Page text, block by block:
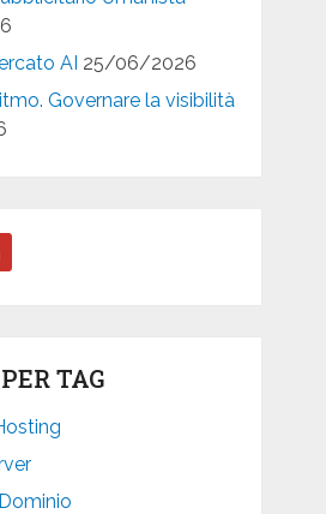
AI 25/06/2026
Governare la visibilità
TAG